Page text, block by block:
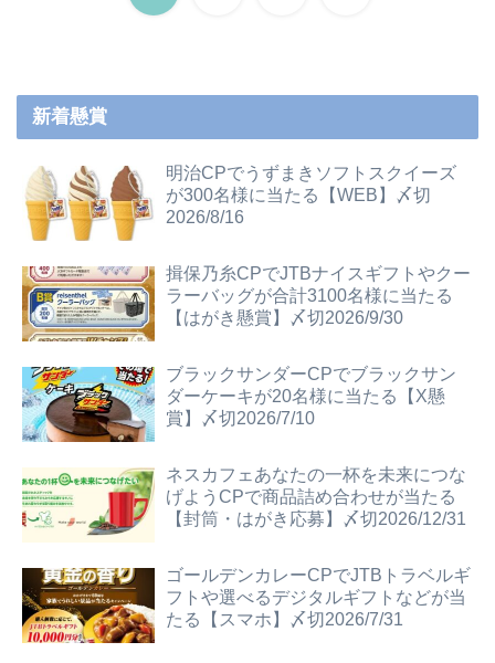
新着懸賞
明治CPでうずまきソフトスクイーズ
が300名様に当たる【WEB】〆切
2026/8/16
揖保乃糸CPでJTBナイスギフトやクー
ラーバッグが合計3100名様に当たる
【はがき懸賞】〆切2026/9/30
ブラックサンダーCPでブラックサン
ダーケーキが20名様に当たる【X懸
賞】〆切2026/7/10
ネスカフェあなたの一杯を未来につな
げようCPで商品詰め合わせが当たる
【封筒・はがき応募】〆切2026/12/31
ゴールデンカレーCPでJTBトラベルギ
フトや選べるデジタルギフトなどが当
たる【スマホ】〆切2026/7/31